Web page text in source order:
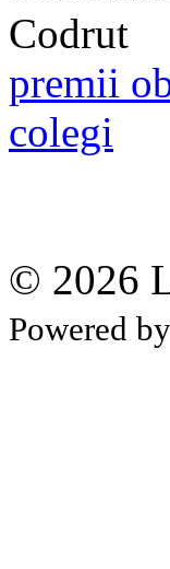
premii
colegi
© 2026
Powered by